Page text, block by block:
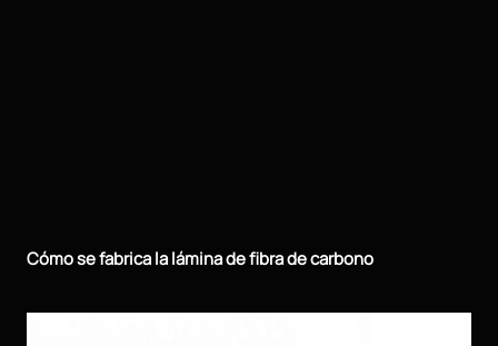
Cómo se fabrica la lámina de fibra de carbono